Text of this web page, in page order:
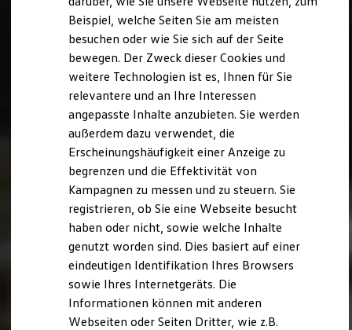
Laden Zuhause
Ladestationen finden
Ladezeitensimulator
Sicherheit
Garantie und Lebensdauer
Nachhaltigkeit
Kosten und Kauf
Verbrauchskosten
Kaufoptionen
E-Auto-Förderung
Software und Konnektivität
Die ID. Software 6
ID. Software Versionen und Updates
Digitale Extras
Schnittstellen zu Ihrem ID.
Hybridautos
Marke und Erlebnis
Volkswagen R und R Experience
R-Modelle
R Experience
Driving Experience
Beispiel, welche Seiten Sie am meisten
besuchen oder wie Sie sich auf der Seite
bewegen. Der Zweck dieser Cookies und
weitere Technologien ist es, Ihnen für Sie
relevantere und an Ihre Interessen
angepasste Inhalte anzubieten. Sie werden
außerdem dazu verwendet, die
Erscheinungshäufigkeit einer Anzeige zu
begrenzen und die Effektivität von
Kampagnen zu messen und zu steuern. Sie
registrieren, ob Sie eine Webseite besucht
haben oder nicht, sowie welche Inhalte
genutzt worden sind. Dies basiert auf einer
eindeutigen Identifikation Ihres Browsers
sowie Ihres Internetgeräts. Die
Informationen können mit anderen
Webseiten oder Seiten Dritter, wie z.B.